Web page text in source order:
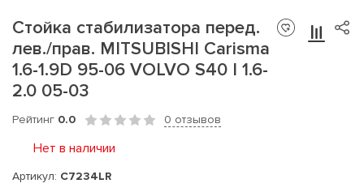
Стойка стабилизатора перед.
лев./прав. MITSUBISHI Carisma
1.6-1.9D 95-06 VOLVO S40 I 1.6-
2.0 05-03
Рейтинг 0.0 0 отзывов
Нет в наличии
Артикул: C7234LR